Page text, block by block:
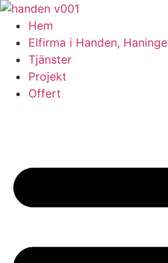
Skip
content
Hem
Elfirma i Handen, Haninge
Tjänster
Projekt
Offert